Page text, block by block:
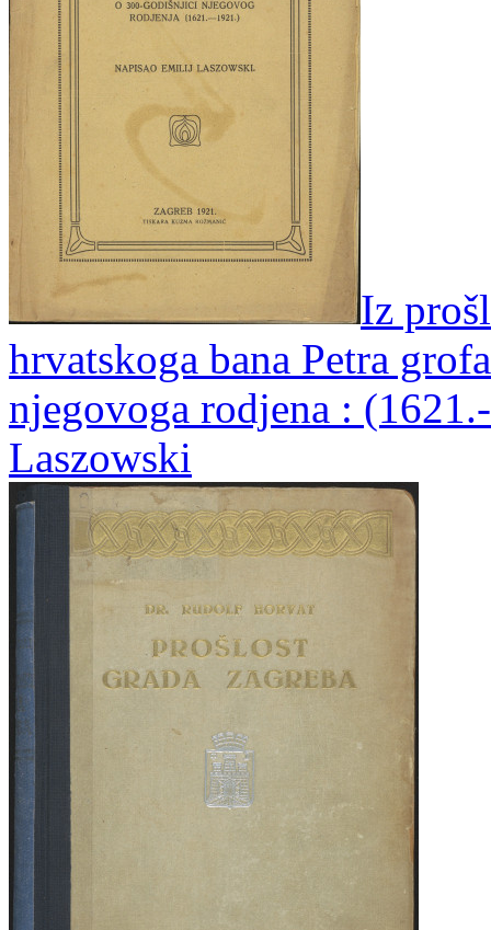
Iz
hrvatskoga bana Petra
njegovoga rodjena :
Laszowski